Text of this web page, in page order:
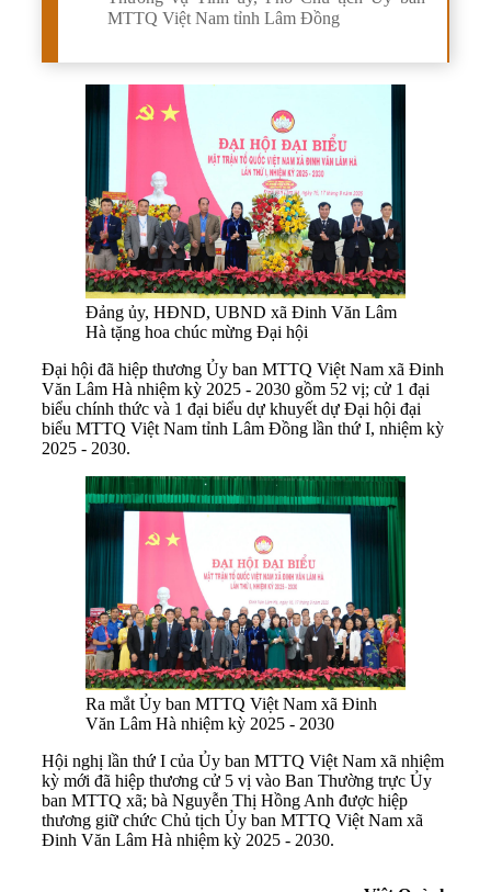
MTTQ Việt Nam tỉnh Lâm Đồng
Đảng ủy, HĐND, UBND xã Đinh Văn Lâm
Hà tặng hoa chúc mừng Đại hội
Đại hội đã hiệp thương Ủy ban MTTQ Việt Nam xã Đinh
Văn Lâm Hà nhiệm kỳ 2025 - 2030 gồm 52 vị; cử 1 đại
biểu chính thức và 1 đại biểu dự khuyết dự Đại hội đại
biểu MTTQ Việt Nam tỉnh Lâm Đồng lần thứ I, nhiệm kỳ
2025 - 2030.
Ra mắt Ủy ban MTTQ Việt Nam xã Đinh
Văn Lâm Hà nhiệm kỳ 2025 - 2030
Hội nghị lần thứ I của Ủy ban MTTQ Việt Nam xã nhiệm
kỳ mới đã hiệp thương cử 5 vị vào Ban Thường trực Ủy
ban MTTQ xã; bà Nguyễn Thị Hồng Anh được hiệp
thương giữ chức Chủ tịch Ủy ban MTTQ Việt Nam xã
Đinh Văn Lâm Hà nhiệm kỳ 2025 - 2030.